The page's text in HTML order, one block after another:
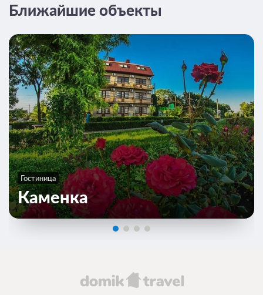
Ближайшие объекты
Гостиница
Каменка